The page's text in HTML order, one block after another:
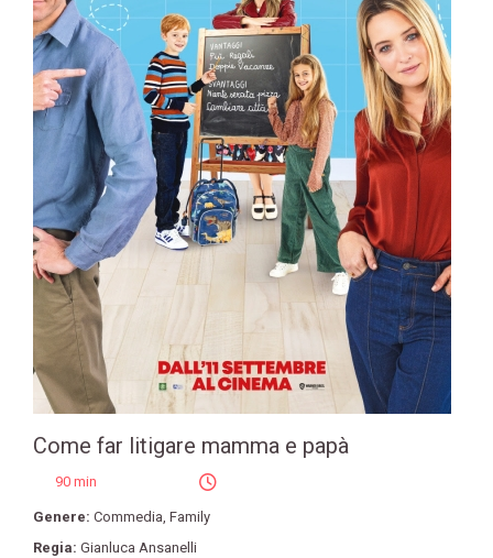
Come far litigare mamma e papà
90 min
Genere: Commedia Family
Regia: Gianluca Ansanelli